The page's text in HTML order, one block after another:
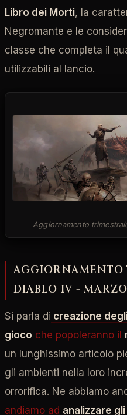
Libro dei Morti, la
Negromante e le
classe che completa il
utilizzabili al lancio.
Aggiornamento
AGGIORNAMENTO
DIABLO IV -
Si parla di creazione
gioco che popoleranno il
un lunghissimo articolo
gli ambienti nella loro
orrorifica. Ne abbiamo
andiamo ad analizzare